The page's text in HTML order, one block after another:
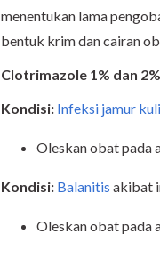
menentukan lama
bentuk krim dan cairan
Clotrimazole 1% dan 2%
Kondisi: Infeksi jamur
Oleskan obat pada
Kondisi: Balanitis akibat
Oleskan obat pada